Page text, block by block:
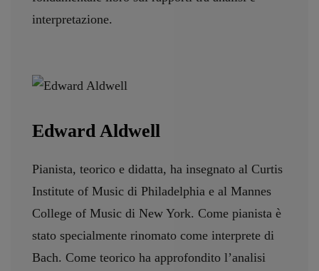
interpretazione.
Edward Aldwell
Pianista, teorico e didatta, ha insegnato al Curtis
Institute of Music di Philadelphia e al Mannes
College of Music di New York. Come pianista è
stato specialmente rinomato come interprete di
Bach. Come teorico ha approfondito l’analisi